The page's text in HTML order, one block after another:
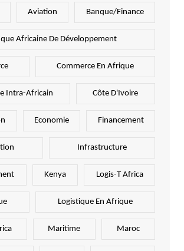
Aviation Banque/Finance
Africaine De Développement
Commerce En Afrique
Intra-Africain Côte D'Ivoire
Economie Financement
Infrastructure
Kenya Logis-T Africa
Logistique En Afrique
Maritime Maroc